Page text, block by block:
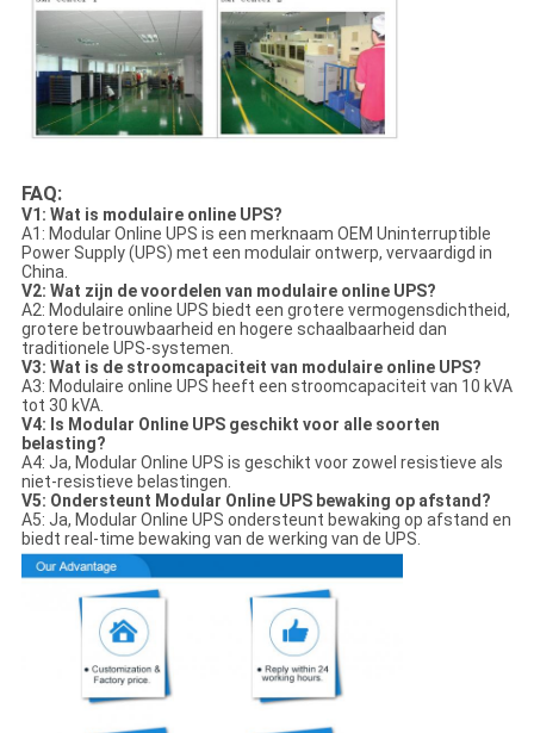
FAQ:
V1: Wat is modulaire online UPS?
A1: Modular Online UPS is een merknaam OEM Uninterruptible
Power Supply (UPS) met een modulair ontwerp, vervaardigd in
China.
V2: Wat zijn de voordelen van modulaire online UPS?
A2: Modulaire online UPS biedt een grotere vermogensdichtheid,
grotere betrouwbaarheid en hogere schaalbaarheid dan
traditionele UPS-systemen.
V3: Wat is de stroomcapaciteit van modulaire online UPS?
A3: Modulaire online UPS heeft een stroomcapaciteit van 10 kVA
tot 30 kVA.
V4: Is Modular Online UPS geschikt voor alle soorten
belasting?
A4: Ja, Modular Online UPS is geschikt voor zowel resistieve als
niet-resistieve belastingen.
V5: Ondersteunt Modular Online UPS bewaking op afstand?
A5: Ja, Modular Online UPS ondersteunt bewaking op afstand en
biedt real-time bewaking van de werking van de UPS.